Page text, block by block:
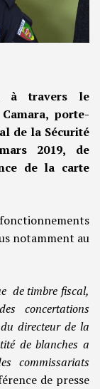
à travers le
porte-
de la Sécurité
2019, de
de la carte
notamment au
de timbre fiscal,
concertations
directeur de la
de blanches a
commissariats
de presse